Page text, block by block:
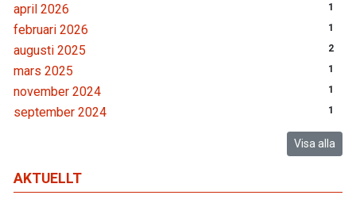
april 2026 1
februari 2026 1
augusti 2025 2
mars 2025 1
november 2024 1
september 2024 1
Visa alla
AKTUELLT